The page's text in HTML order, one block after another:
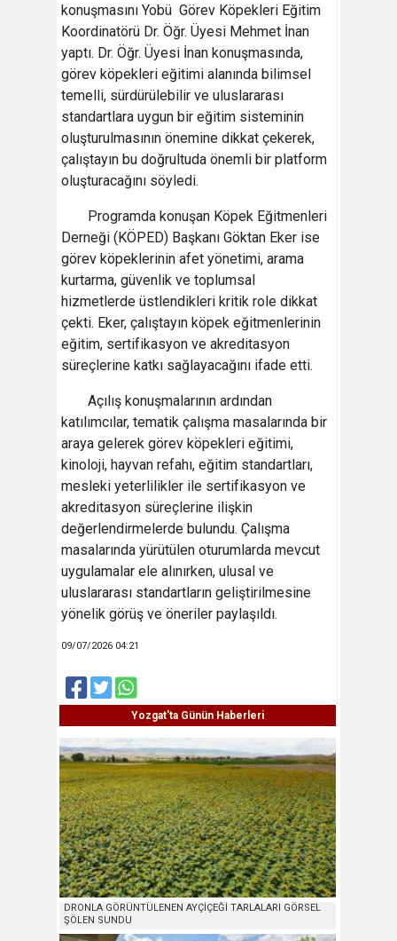
konuşmasını Yobü Görev Köpekleri Eğitim
Koordinatörü Dr. Öğr. Üyesi Mehmet İnan
yaptı. Dr. Öğr. Üyesi İnan konuşmasında,
görev köpekleri eğitimi alanında bilimsel
temelli, sürdürülebilir ve uluslararası
standartlara uygun bir eğitim sisteminin
oluşturulmasının önemine dikkat çekerek,
çalıştayın bu doğrultuda önemli bir platform
oluşturacağını söyledi.
Programda konuşan Köpek Eğitmenleri
Derneği (KÖPED) Başkanı Göktan Eker ise
görev köpeklerinin afet yönetimi, arama
kurtarma, güvenlik ve toplumsal
hizmetlerde üstlendikleri kritik role dikkat
çekti. Eker, çalıştayın köpek eğitmenlerinin
eğitim, sertifikasyon ve akreditasyon
süreçlerine katkı sağlayacağını ifade etti.
Açılış konuşmalarının ardından
katılımcılar, tematik çalışma masalarında bir
araya gelerek görev köpekleri eğitimi,
kinoloji, hayvan refahı, eğitim standartları,
mesleki yeterlilikler ile sertifikasyon ve
akreditasyon süreçlerine ilişkin
değerlendirmelerde bulundu. Çalışma
masalarında yürütülen oturumlarda mevcut
uygulamalar ele alınırken, ulusal ve
uluslararası standartların geliştirilmesine
yönelik görüş ve öneriler paylaşıldı.
09/07/2026 04:21
Yozgat'ta Günün Haberleri
DRONLA GÖRÜNTÜLENEN AYÇİÇEĞİ TARLALARI GÖRSEL
ŞÖLEN SUNDU